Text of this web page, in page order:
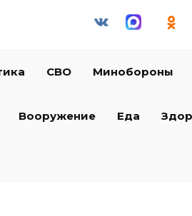
СВО Минобороны
Вооружение Еда